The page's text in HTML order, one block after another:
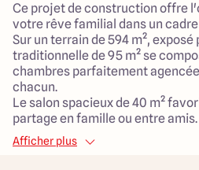
Ce projet de construction offre
votre rêve familial dans un
Sur un terrain de 594 m²,
traditionnelle de 95 m² se
chambres parfaitement
chacun.
Le salon spacieux de 40 m²
partage en famille ou entre amis.
L'emplacement, en plein centre
Afficher plus